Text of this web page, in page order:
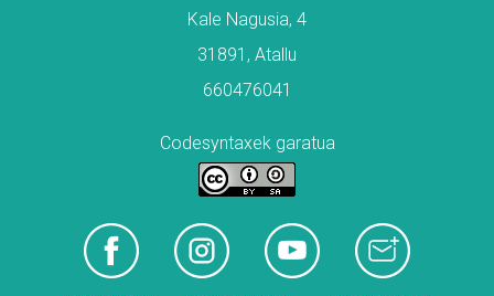
Kale Nagusia, 4
31891, Atallu
660476041
Codesyntaxek garatua